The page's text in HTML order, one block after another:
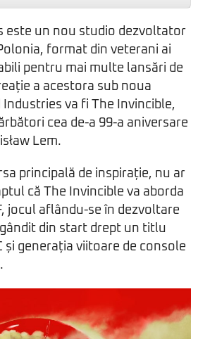
este un nou studio dezvoltator
format din veterani ai
pentru mai multe lansări de
a acestora sub noua
va fi The Invincible,
cea de-a 99-a aniversare
Lem.
principală de inspirație, nu ar
că The Invincible va aborda
jocul aflându-se în dezvoltare
din start drept un titlu
și generația viitoare de console